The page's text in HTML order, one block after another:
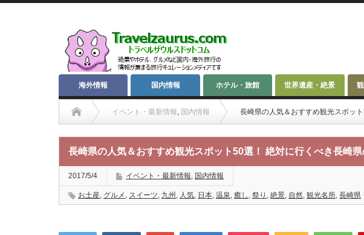
海外情報 国内情報 ホテル・旅館 世界遺産・絶景
イベント・最新情報, 国内情報 長崎県の人気＆おすすめ観光スポッ
長崎県の人気＆おすすめ観光スポット50選！ 絶対に行くべき長崎
2017/5/4 イベント・最新情報, 国内情報
お土産, グルメ , スイーツ, 九州 , 人気, 日本, 温泉, 癒し , 祭り , 絶景, 自然, 観光名所, 長崎県